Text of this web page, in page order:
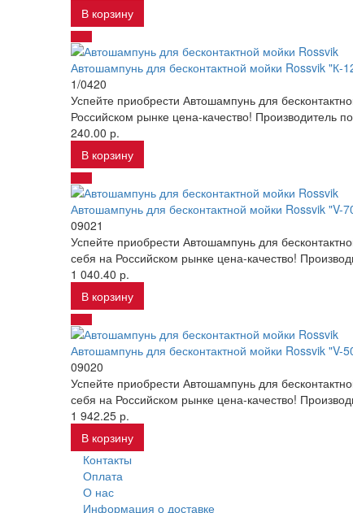
В корзину
Автошампунь для бесконтактной мойки Rossvik "К-
1/0420
Успейте приобрести Автошампунь для
Российском рынке цена-качество! Производитель
240.00 р.
В корзину
Автошампунь для бесконтактной мойки Rossvik "V-
09021
Успейте приобрести Автошампунь для
себя на Российском рынке цена-качество!
1 040.40 р.
В корзину
Автошампунь для бесконтактной мойки Rossvik "V-
09020
Успейте приобрести Автошампунь для
себя на Российском рынке цена-качество!
1 942.25 р.
В корзину
Контакты
Оплата
О нас
Информация о доставке